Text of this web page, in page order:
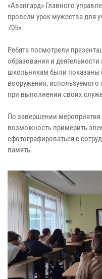
«Авангард» Главного
провели урок мужества для
705».
Ребята посмотрели
образования и
школьникам были показаны
вооружения,
при выполнении своих
По завершении
возможность примерить
сфотографироваться с
память.